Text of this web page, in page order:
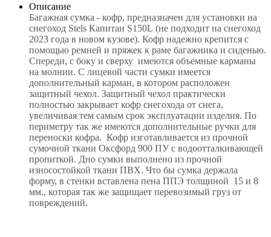
Описание
Багажная сумка - кофр, предназначен для установки на
снегоход Stels Капитан S150L (не подходит на снегоход
2023 года в новом кузове). Кофр надежно крепится с
помощью ремней и пряжек к раме багажника и сиденью.
Спереди, с боку и сверху имеются объемные карманы
на молнии. С лицевой части сумки имеется
дополнительный карман, в котором расположен
защитный чехол. Защитный чехол практически
полностью закрывает кофр снегохода от снега,
увеличивая тем самым срок эксплуатации изделия. По
периметру так же имеются дополнительные ручки для
переноски кофра. Кофр изготавливается из прочной
сумочной ткани Оксфорд 900 ПУ с водоотталкивающей
пропиткой. Дно сумки выполнено из прочной
износостойкой ткани ПВХ. Что бы сумка держала
форму, в стенки вставлена пена ППЭ толщиной 15 и 8
мм., которая так же защищает перевозимый груз от
повреждений.